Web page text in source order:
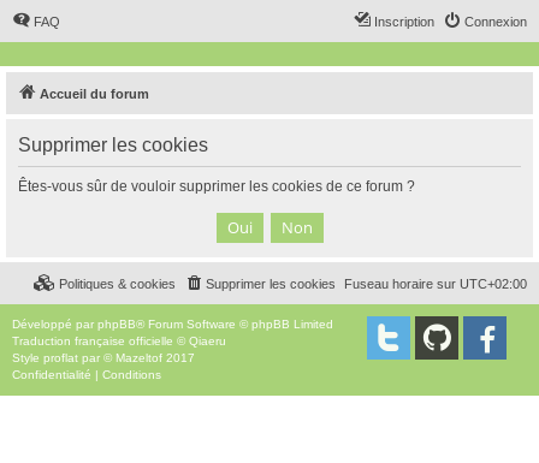
FAQ Connexion
Inscription
Accueil du forum
Supprimer les cookies
Êtes-vous sûr de vouloir supprimer les cookies de ce forum ?
Fuseau horaire sur UTC+02:00
Supprimer les cookies
Politiques & cookies
Développé par phpBB® Forum Software © phpBB Limited
Traduction française officielle ©Qiaeru
Style proflat par © Mazeltof 2017
Confidentialité | Conditions